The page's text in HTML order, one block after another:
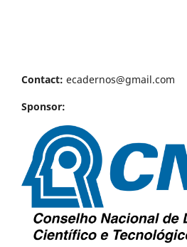
Contact: ecadernos@gmail.com
Sponsor: